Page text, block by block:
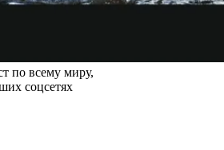
по всему миру,
соцсетях